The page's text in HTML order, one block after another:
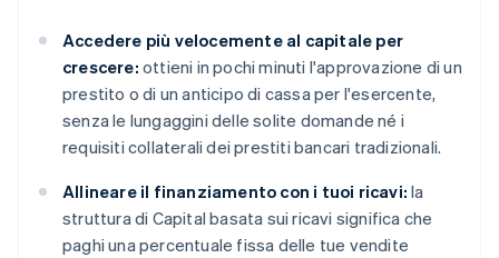
Accedere più velocemente al capitale per
crescere: ottieni in pochi minuti l'approvazione di un
prestito o di un anticipo di cassa per l'esercente,
senza le lungaggini delle solite domande né i
requisiti collaterali dei prestiti bancari tradizionali.
Allineare il finanziamento con i tuoi ricavi: la
struttura di Capital basata sui ricavi significa che
paghi una percentuale fissa delle tue vendite